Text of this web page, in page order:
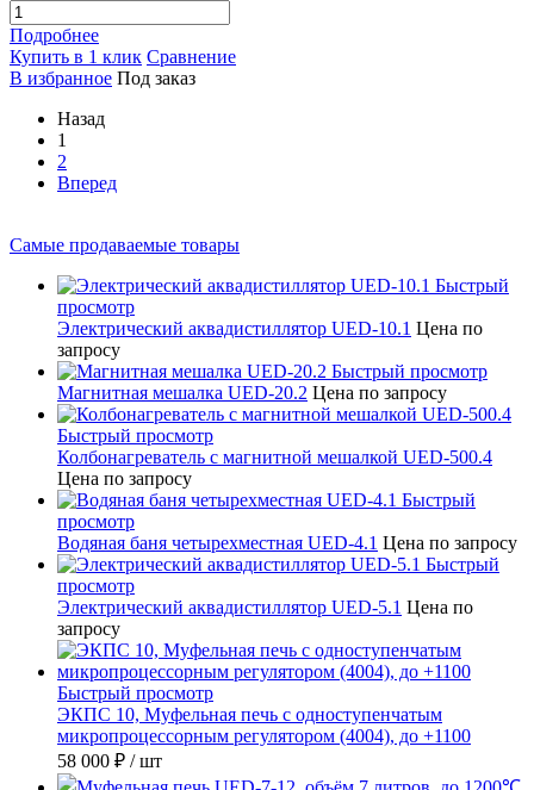
Подробнее
Купить в 1 клик Сравнение
В избранное Под заказ
Назад
1
2
Вперед
Самые продаваемые товары
Быстрый
просмотр
Электрический аквадистиллятор UED-10.1 Цена по
запросу
Быстрый просмотр
Магнитная мешалка UED-20.2 Цена по запросу
Быстрый просмотр
Колбонагреватель с магнитной мешалкой UED-500.4
Цена по запросу
Быстрый
просмотр
Водяная баня четырехместная UED-4.1 Цена по запросу
Быстрый
просмотр
Электрический аквадистиллятор UED-5.1 Цена по
запросу
Быстрый просмотр
ЭКПС 10, Муфельная печь с одноступенчатым
микропроцессорным регулятором (4004), до +1100
58 000 ₽ / шт